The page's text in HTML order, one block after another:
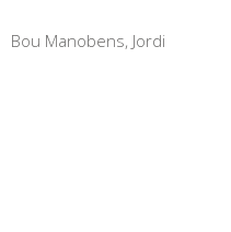
Bou Manobens, Jordi